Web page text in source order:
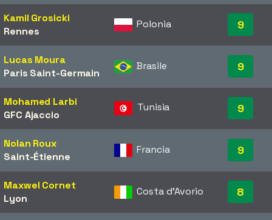
Kamil Grosicki
Rennes
Polonia 9
Lucas Moura
Paris Saint-Germain
Brasile 9
Mohamed Larbi
GFC Ajaccio
Tunisia 9
Nolan Roux
Saint-Étienne
Francia 9
Maxwel Cornet
Lyon
Costa d'Avorio 8